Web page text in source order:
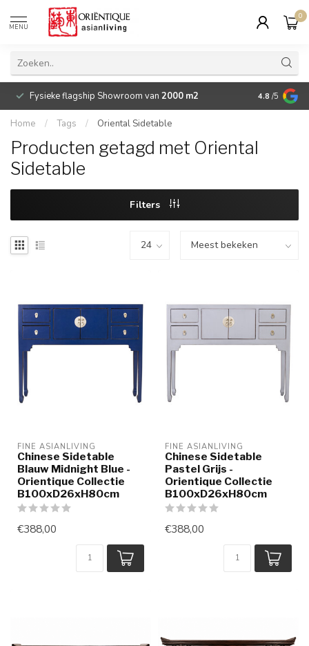
MENU
0
Fysieke flagship Showroom van 2000 m2 Betaalbare
4.8 /5
Home / Tags / Oriental Sidetable
Producten getagd met Oriental
Sidetable
Filters
FINE ASIANLIVING
Chinese Sidetable
Blauw Midnight Blue -
Orientique Collectie
B100xD26xH80cm
€388,00
FINE ASIANLIVING
Chinese Sidetable
Pastel Grijs -
Orientique Collectie
B100xD26xH80cm
€388,00